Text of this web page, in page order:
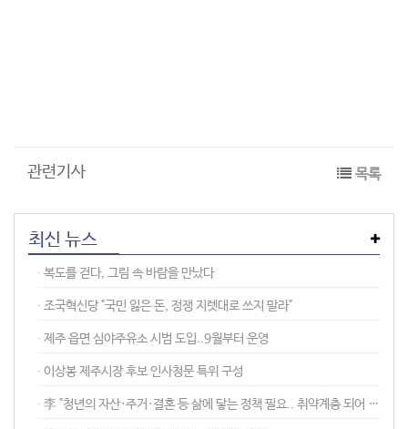
관련기사 목록
최신 뉴스
∙︎ 복도를 걷다, 그림 속 바람을 만났다
∙︎ 조국혁신당 "국민 잃은 돈, 정쟁 지렛대로 쓰지 말라"
∙︎ 제주 읍면 심야주유소 시범 도입..9월부터 운영
∙︎ 이상봉 제주시장 후보 인사청문 특위 구성
∙︎ 李 "청년의 자산·주거·결혼 등 삶에 닿는 정책 필요.. 취약계층 되어 간다"